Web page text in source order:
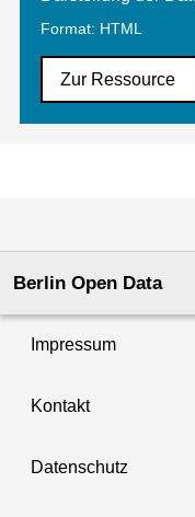
Format: HTML
Zur Ressource
Berlin Open Data
Impressum
Kontakt
Datenschutz